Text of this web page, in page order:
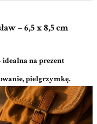
– 6,5 x 8,5 cm
idealna na prezent
pielgrzymkę.